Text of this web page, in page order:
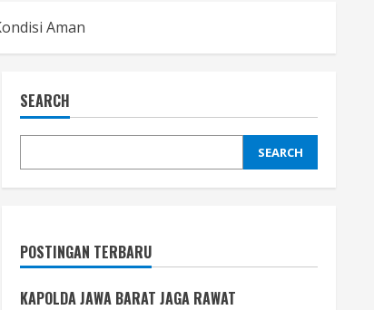
Aman
SEARCH
SEARCH
POSTINGAN TERBARU
KAPOLDA JAWA BARAT JAGA RAWAT